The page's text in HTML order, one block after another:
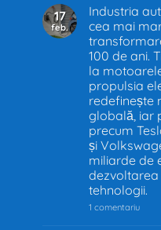
în
UE
–
care
auto
17
feb.
Industria
cea mai
100 de ani.
la
propulsia
redefinește
globală, iar
precum
și
miliarde de
tehnologii.
1 comentariula